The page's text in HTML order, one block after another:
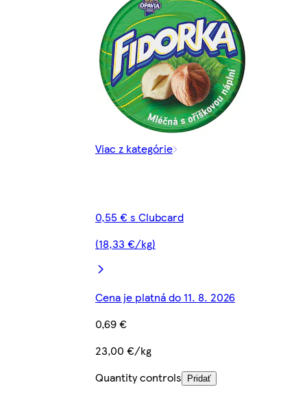
Viac z kategórie
0,55 € s Clubcard
(18,33 €/kg)
Cena je platná do 11. 8. 2026
0,69 €
23,00 €/kg
Quantity controls
Pridať